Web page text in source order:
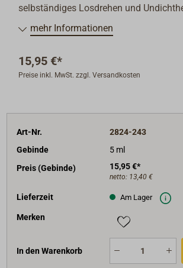
selbständiges Losdrehen und
Stöße und Vibrationen.
Geeignet für alle Metalle, einschl.
Die Gewindeverbindungen sind zur
normalen Handwerkzeugen
mehr Informationen
15,95 €*
Preise inkl. MwSt. zzgl. Versandkosten
Art-Nr.
2824-243
Gebinde
5 ml
Preis (Gebinde)
15,95 €*
netto: 13,40 €
Lieferzeit Am Lager
Merken
In den Warenkorb